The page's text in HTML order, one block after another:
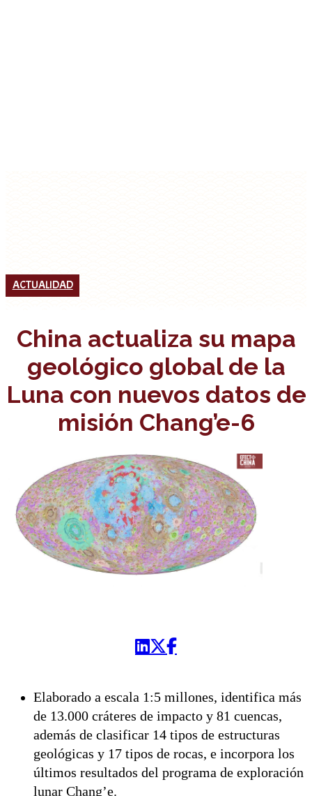
ACTUALIDAD
China actualiza su mapa
geológico global de la
Luna con nuevos datos de
misión Chang’e-6
Elaborado a escala 1:5 millones, identifica más
de 13.000 cráteres de impacto y 81 cuencas,
además de clasificar 14 tipos de estructuras
geológicas y 17 tipos de rocas, e incorpora los
últimos resultados del programa de exploración
lunar Chang’e.